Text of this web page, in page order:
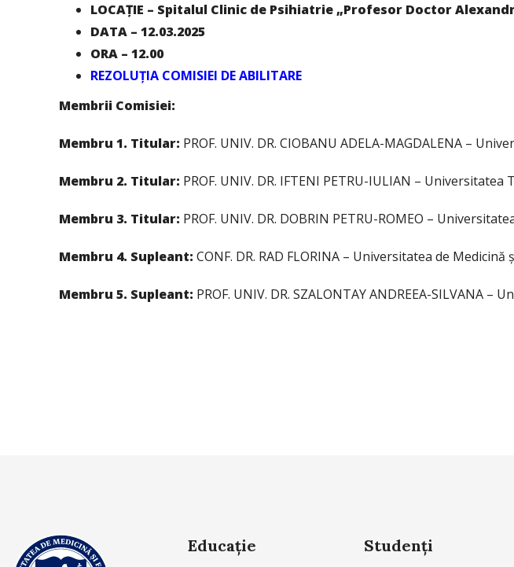
LOCAȚIE – Spitalul Clinic de Psihiatrie „Profesor Doctor
DATA – 12.03.2025
ORA – 12.00
REZOLUȚIA COMISIEI DE ABILITARE
Membrii Comisiei:
Membru 1. Titular: PROF. UNIV. DR. CIOBANU ADELA-MAGDALENA –
Membru 2. Titular: PROF. UNIV. DR. IFTENI PETRU-IULIAN –
Membru 3. Titular: PROF. UNIV. DR. DOBRIN PETRU-ROMEO –
Membru 4. Supleant: CONF. DR. RAD FLORINA – Universitatea de
Membru 5. Supleant: PROF. UNIV. DR. SZALONTAY ANDREEA-SILVANA
Educație Studenți